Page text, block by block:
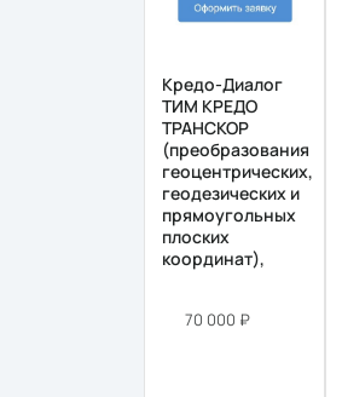
Кредо-Диалог
ТИМ КРЕДО
ТРАНСКОР
(преобразования
геоцентрических,
геодезических и
прямоугольных
плоских
координат),
70 000 ₽